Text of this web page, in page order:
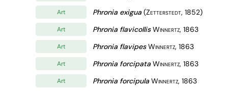
Art Phronia exigua (Zetterstedt, 1852)
Art Phronia flavicollis Winnertz, 1863
Art Phronia flavipes Winnertz, 1863
Art Phronia forcipata Winnertz, 1863
Art Phronia forcipula Winnertz, 1863